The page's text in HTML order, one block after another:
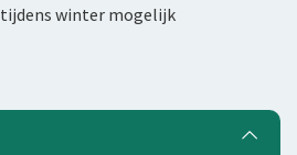
winter mogelijk